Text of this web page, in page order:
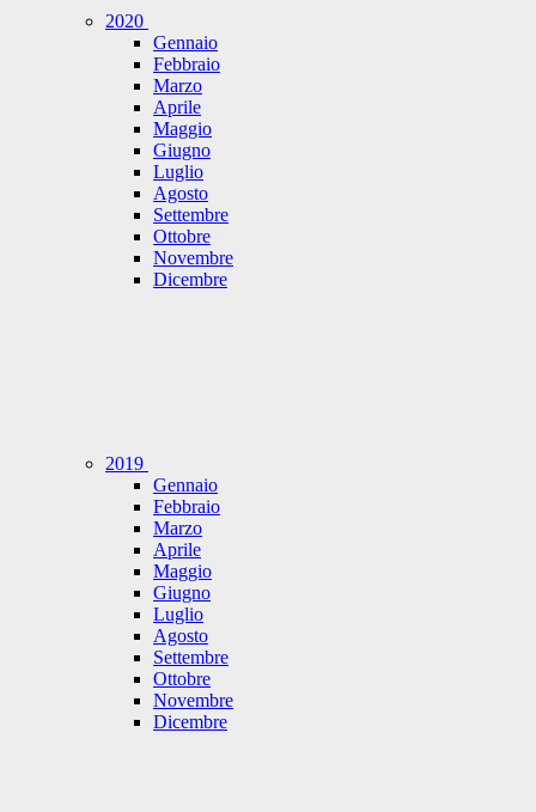
2020
Gennaio
Febbraio
Marzo
Aprile
Maggio
Giugno
Luglio
Agosto
Settembre
Ottobre
Novembre
Dicembre
2019
Gennaio
Febbraio
Marzo
Aprile
Maggio
Giugno
Luglio
Agosto
Settembre
Ottobre
Novembre
Dicembre